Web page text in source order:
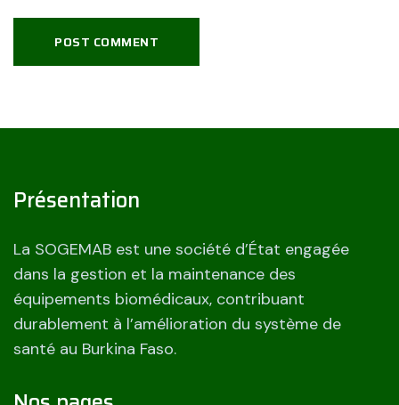
POST COMMENT
Présentation
La SOGEMAB est une société d’État engagée
dans la gestion et la maintenance des
équipements biomédicaux, contribuant
durablement à l’amélioration du système de
santé au Burkina Faso.